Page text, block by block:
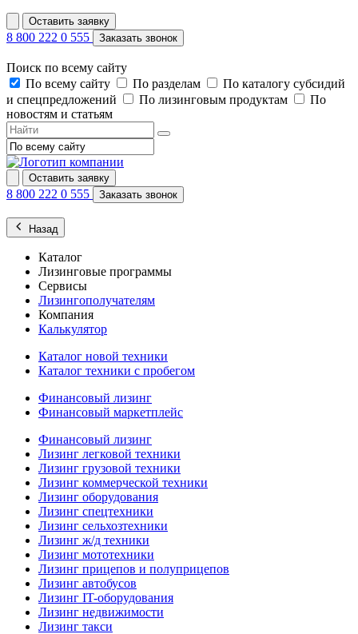
Оставить заявку
8 800 222 0 555 Заказать звонок
Поиск по всему сайту
По всему сайту
По разделам
По каталогу субсидий
и спецпредложений
По лизинговым продуктам
По
новостям и статьям
Оставить заявку
8 800 222 0 555 Заказать звонок
Назад
Каталог
Лизинговые программы
Сервисы
Лизингополучателям
Компания
Калькулятор
Каталог новой техники
Каталог техники с пробегом
Финансовый лизинг
Финансовый маркетплейс
Финансовый лизинг
Лизинг легковой техники
Лизинг грузовой техники
Лизинг коммерческой техники
Лизинг оборудования
Лизинг спецтехники
Лизинг сельхозтехники
Лизинг ж/д техники
Лизинг мототехники
Лизинг прицепов и полуприцепов
Лизинг автобусов
Лизинг IT-оборудования
Лизинг недвижимости
Лизинг такси